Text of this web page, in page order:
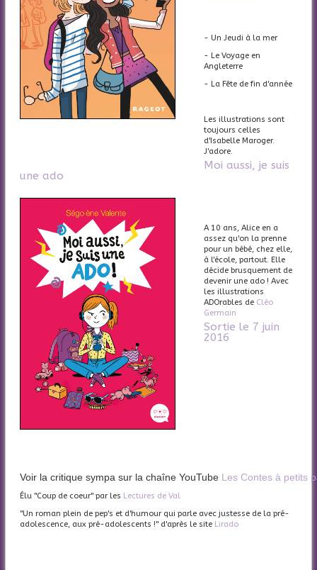
- Un Jeudi à la mer
- Le Voyage en
Angleterre
- La Fête de fin d'année
Les illustrations sont
toujours celles
d'Isabelle Maroger.
J'adore.
Moi aussi, je suis
une ado
A 10 ans, Alice en a
assez qu'on la prenne
pour un bébé, chez elle,
à l'école, partout. Elle
décide brusquement de
devenir une ado ! Avec
les illustrations
ADOrables de Cléo
Germain
Sortie le 7 juin
2016
Voir la critique sympa sur la chaîne YouTube Les Contes à petits
Élu "Coup de coeur" par les Lectures de Val
"Un roman plein de pep's et d'humour qui parle avec justesse de la pré-
adolescence, aux pré-adolescents !" d'après le site Lirado